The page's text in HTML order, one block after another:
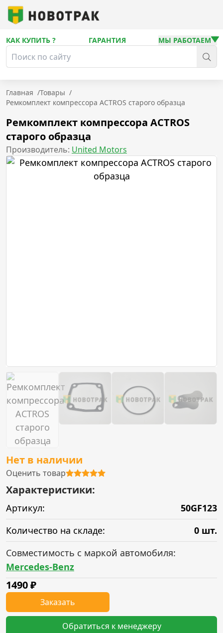
КАК КУПИТЬ ? ГАРАНТИЯ МЫ РАБОТАЕМ
Главная /Товары /
Ремкомплект компрессора ACTROS старого образца
Ремкомплект компрессора ACTROS
старого образца
Производитель: United Motors
Нет в наличии
Оценить товар
Характеристики:
Артикул:
50GF123
Количество на складе:
0 шт.
Совместимость с маркой автомобиля:
Mercedes-Benz
1490₽
Заказать
Обратиться к менеджеру